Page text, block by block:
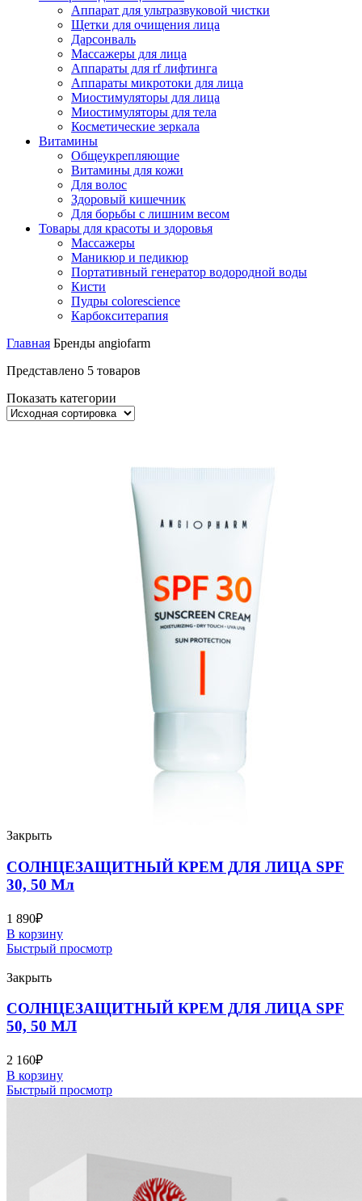
Аппарат для ультразвуковой чистки
Щетки для очищения лица
Дарсонваль
Массажеры для лица
Аппараты для rf лифтинга
Аппараты микротоки для лица
Миостимуляторы для лица
Миостимуляторы для тела
Косметические зеркала
Витамины
Общеукрепляющие
Витамины для кожи
Для волос
Здоровый кишечник
Для борьбы с лишним весом
Товары для красоты и здоровья
Массажеры
Маникюр и педикюр
Портативный генератор водородной воды
Кисти
Пудры colorescience
Карбокситерапия
Главная Бренды angiofarm
Представлено 5 товаров
Показать категории
Закрыть
СОЛНЦЕЗАЩИТНЫЙ КРЕМ ДЛЯ ЛИЦА SPF
30, 50 Мл
1 890₽
В корзину
Быстрый просмотр
Закрыть
СОЛНЦЕЗАЩИТНЫЙ КРЕМ ДЛЯ ЛИЦА SPF
50, 50 МЛ
2 160₽
В корзину
Быстрый просмотр